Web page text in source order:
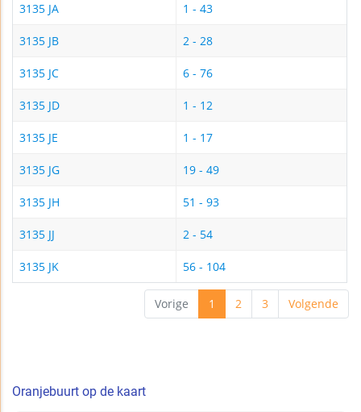
3135 JA 1 - 43
3135 JB 2 - 28
3135 JC 6 - 76
3135 JD 1 - 12
3135 JE 1 - 17
3135 JG 19 - 49
3135 JH 51 - 93
3135 JJ 2 - 54
3135 JK 56 - 104
Vorige 1 2 3 Volgende
Oranjebuurt op de kaart